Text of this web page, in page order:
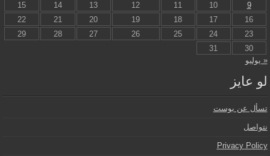
9
10
11
12
13
14
15
16
17
18
19
20
21
22
23
24
25
26
27
28
29
30
31
« يوليو
لو عايز
تسأل عن بوست
نتواصل
Privacy Policy